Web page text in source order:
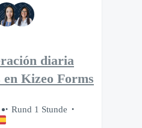
diaria
en Kizeo Forms
Rund 1 Stunde